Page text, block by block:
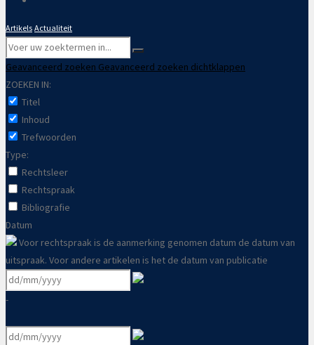
Artikels Actualiteit
Geavanceerd zoeken Geavanceerd zoeken dichtklappen
ZOEKEN IN:
Titel
Inhoud
Trefwoorden
Type:
Rechtsleer
Rechtspraak
Bibliografie
Datum
Voor rechtspraak is de aanmerking genomen datum de datum van
uitspraak. Voor andere artikelen is het de datum van publicatie
-